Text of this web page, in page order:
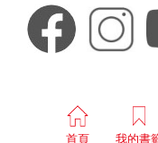
首頁 我的書